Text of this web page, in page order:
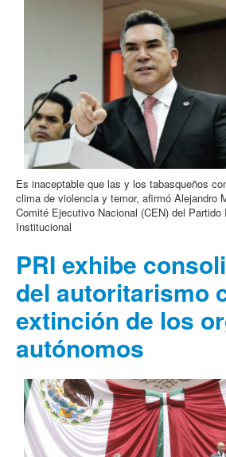
Es inaceptable que las y los tabasqueños
clima de violencia y temor, afirmó Alejandro
Comité Ejecutivo Nacional (CEN) del Partido
Institucional
PRI exhibe
del autoritarismo
extinción de los
autónomos